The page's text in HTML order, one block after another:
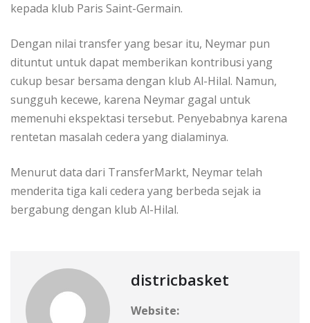
kepada klub Paris Saint-Germain.
Dengan nilai transfer yang besar itu, Neymar pun
dituntut untuk dapat memberikan kontribusi yang
cukup besar bersama dengan klub Al-Hilal. Namun,
sungguh kecewe, karena Neymar gagal untuk
memenuhi ekspektasi tersebut. Penyebabnya karena
rentetan masalah cedera yang dialaminya.
Menurut data dari TransferMarkt, Neymar telah
menderita tiga kali cedera yang berbeda sejak ia
bergabung dengan klub Al-Hilal.
districbasket
Website: